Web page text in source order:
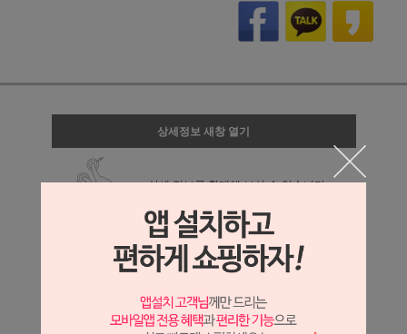
상세정보 새창 열기
상세 정보를 확대해 보실 수 있습니다.